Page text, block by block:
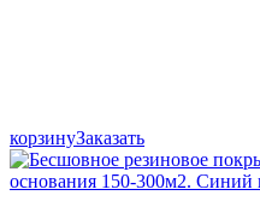
корзинуЗаказать